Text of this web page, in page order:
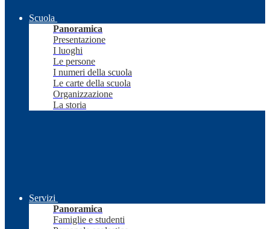
Scuola
Panoramica
Presentazione
I luoghi
Le persone
I numeri della scuola
Le carte della scuola
Organizzazione
La storia
Servizi
Panoramica
Famiglie e studenti